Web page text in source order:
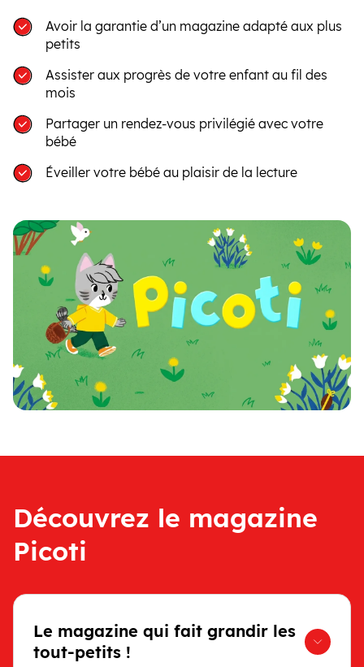
Avoir la garantie d’un magazine adapté aux plus
petits
Assister aux progrès de votre enfant au fil des
mois
Partager un rendez-vous privilégié avec votre
bébé
Éveiller votre bébé au plaisir de la lecture
Découvrez le magazine
Picoti
Le magazine qui fait grandir les
tout-petits !